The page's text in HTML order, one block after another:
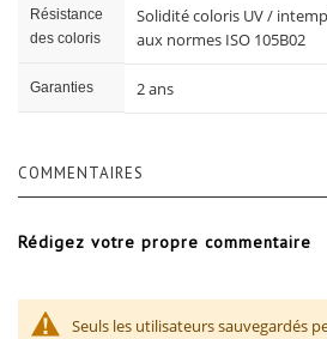
Résistance
des coloris
Solidité coloris UV /
aux normes ISO 105B02
Garanties 2 ans
COMMENTAIRES
Rédigez votre propre commentaire
Seuls les utilisateurs sauvegardés